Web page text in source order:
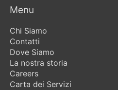
Menu
Chi Siamo
Contatti
Dove Siamo
La nostra storia
Careers
Carta dei Servizi